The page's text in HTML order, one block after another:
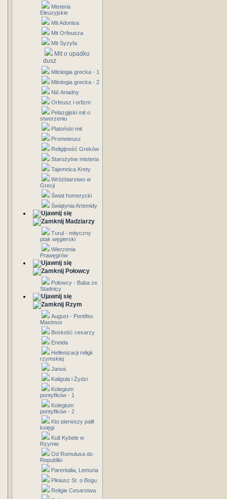
Misteria
Eleuzyjskie
Mit Adonisa
Mit Orfeusza
Mit Syzyfa
Mit o upadku
dusz
Mitologia grecka - 1
Mitologia grecka - 2
Nić Ariadny
Orfeusz i orfizm
Pelazgijski mit o
stworzeniu
Platoński mit
Prometeusz
Religijność Greków
Starożytne misteria
Tajemnica Krety
Wróżbiarstwo w
Grecji
Świat homerycki
Świątynia Artemidy
Madziarzy
Turul - mityczny
ptak węgierski
Wierzenia
Prawęgrów
Połowcy
Połowcy - Baba ze
Stadnicy
Rzym
August - Pontifex
Maximus
Boskość cesarzy
Eneida
Hellenizacji religii
rzymskiej
Janus
Kaligula i Żydzi
Kolegium
pontyfików - 1
Kolegium
pontyfików - 2
Kto pierwszy palił
księgi
Kult Kybele w
Rzymie
Od Romulusa do
Republiki
Parentalia, Lemuria
Pliniusz St. o Bogu
Religie Cesarstwa